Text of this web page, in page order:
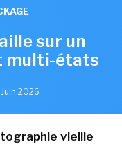
sur un
multi-états
2026
vieille